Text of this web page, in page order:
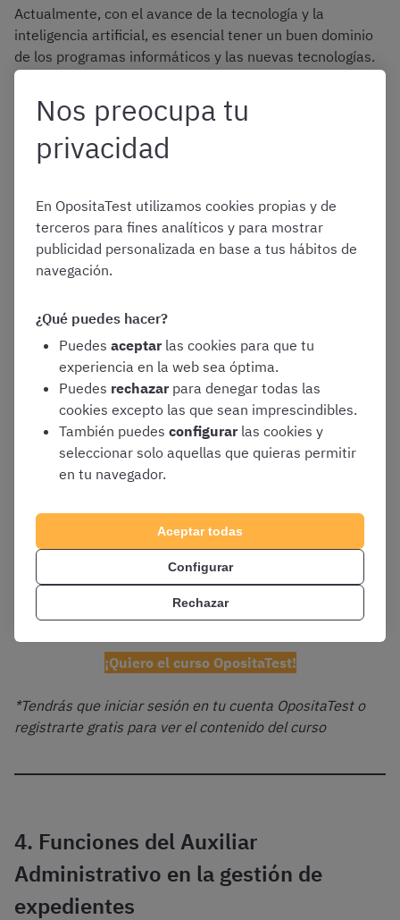
Actualmente, con el avance de la tecnología y la
inteligencia artificial, es esencial tener un buen dominio
de los programas informáticos y las nuevas tecnologías.
3. Gestión de archivos y documentos
también habitual que le correspondan ciertas tareas
sencillas relacionadas con el archivo.
Por ejemplo, localizar documentos (tanto en formato
incorporarlos a un archivo físico o a distintas bases de
datos, etc.
📢¡PRUEBA GRATIS el CURSO OpositaTest de
AUXILIAR DEL ESTADO!👇
vídeoy tutor personalizado
Testilimitados
💰 El mejorpreciodel mercado
¡Quiero el curso OpositaTest!
*Tendrás que iniciar sesión en tu cuenta OpositaTest o
registrarte gratis para ver el contenido del curso
4. Funciones del Auxiliar
Administrativo en la gestión de
expedientes
Nos preocupa tu
privacidad
En OpositaTest utilizamos cookies propias y de
terceros para fines analíticos y para mostrar
publicidad personalizada en base a tus hábitos de
navegación.
¿Qué puedes hacer?
Puedes aceptar las cookies para que tu
experiencia en la web sea óptima.
Puedes rechazar para denegar todas las
cookies excepto las que sean imprescindibles.
También puedes configurar las cookies y
seleccionar solo aquellas que quieras permitir
en tu navegador.
Aceptar todas
Configurar
Rechazar